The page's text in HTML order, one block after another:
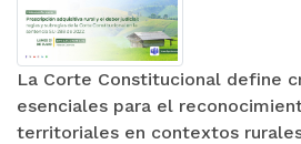
La Corte Constitucional define
esenciales para el
territoriales en contextos